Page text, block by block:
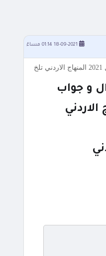
18-09-2021 01:14 مساءً